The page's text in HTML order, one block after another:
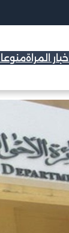
اخبار المراة